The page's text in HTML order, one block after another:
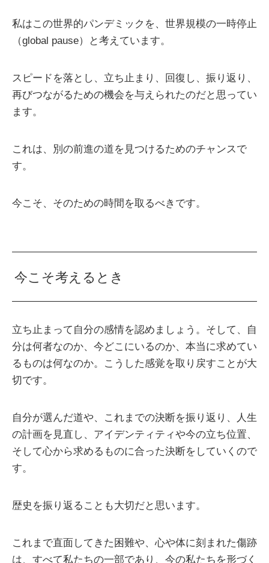
私はこの世界的パンデミックを、世界規模の一時停止
（global pause）と考えています。
スピードを落とし、立ち止まり、回復し、振り返り、
再びつながるための機会を与えられたのだと思ってい
ます。
これは、別の前進の道を見つけるためのチャンスで
す。
今こそ、そのための時間を取るべきです。
今こそ考えるとき
立ち止まって自分の感情を認めましょう。そして、自
分は何者なのか、今どこにいるのか、本当に求めてい
るものは何なのか。こうした感覚を取り戻すことが大
切です。
自分が選んだ道や、これまでの決断を振り返り、人生
の計画を見直し、アイデンティティや今の立ち位置、
そして心から求めるものに合った決断をしていくので
す。
歴史を振り返ることも大切だと思います。
これまで直面してきた困難や、心や体に刻まれた傷跡
は、すべて私たちの一部であり、今の私たちを形づく